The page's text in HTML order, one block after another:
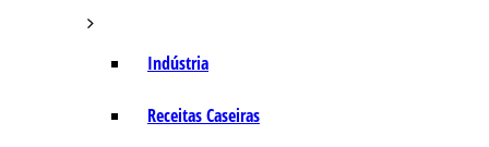
Indústria
Receitas Caseiras